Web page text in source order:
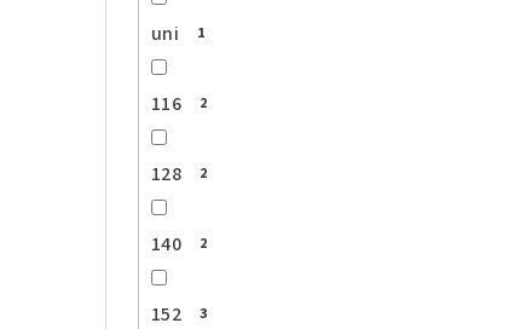
uni 1
116 2
128 2
140 2
152 3